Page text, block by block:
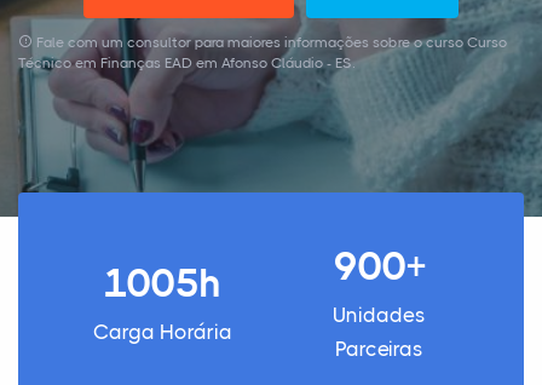
Fale com um consultor para maiores informações sobre o curso Curso
Técnico em Finanças EAD em Afonso Cláudio - ES.
1005h
Carga Horária
900+
Unidades
Parceiras